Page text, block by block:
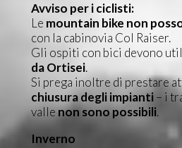
Avviso per i ciclisti:
Le mountain bike non
con la cabinovia Col Raiser.
Gli ospiti con bici devono
da Ortisei.
Si prega inoltre di prestare
chiusura degli impianti– i
vallenon sono possibili.
Inverno